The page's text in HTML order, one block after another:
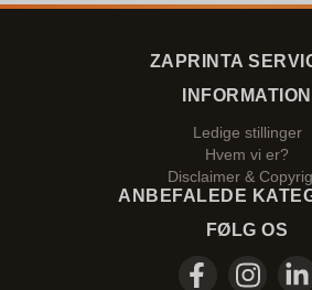
ZAPRINTA
INFORMATION
Ledige stillinger
Hvem vi er?
Disclaimer &
ANBEFALEDE
FØLG OS